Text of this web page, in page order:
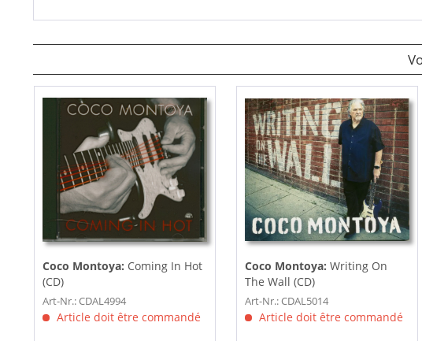
Coco Montoya: Coming In Hot
(CD)
Art-Nr.: CDAL4994
Article doit être commandé
Coco Montoya: Writing On
The Wall (CD)
Art-Nr.: CDAL5014
Article doit être commandé